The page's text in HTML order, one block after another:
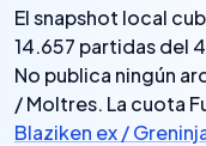
El snapshot local
14.657 partidas del
No publica ningún
/ Moltres. La cuota
Blaziken ex /